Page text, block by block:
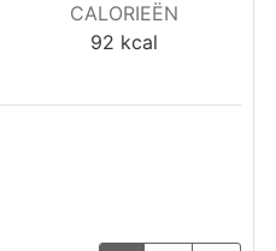
CALORIEËN
92 kcal